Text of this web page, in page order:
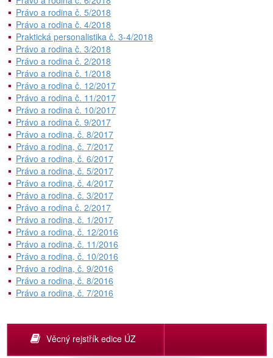
Právo a rodina č. 5/2018
Právo a rodina č. 4/2018
Praktická personalistika č. 3-4/2018
Právo a rodina č. 3/2018
Právo a rodina č. 2/2018
Právo a rodina č. 1/2018
Právo a rodina č. 12/2017
Právo a rodina č. 11/2017
Právo a rodina č. 10/2017
Právo a rodina č. 9/2017
Právo a rodina, č. 8/2017
Právo a rodina, č. 7/2017
Právo a rodina, č. 6/2017
Právo a rodina, č. 5/2017
Právo a rodina, č. 4/2017
Právo a rodina, č. 3/2017
Právo a rodina č. 2/2017
Právo a rodina, č. 1/2017
Právo a rodina, č. 12/2016
Právo a rodina, č. 11/2016
Právo a rodina, č. 10/2016
Právo a rodina, č. 9/2016
Právo a rodina, č. 8/2016
Právo a rodina, č. 7/2016
Věcný rejstřík edice ÚZ